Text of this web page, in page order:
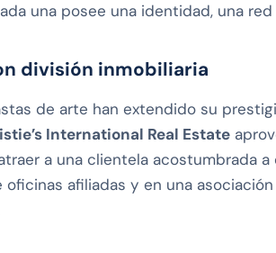
una posee una identidad, una
división inmobiliaria
de arte han extendido su
International Real Estate
a una clientela acostumbrada
afiliadas y en una